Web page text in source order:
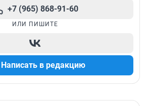
+7 (965) 868-91-60
ИЛИ ПИШИТЕ
Написать в редакцию